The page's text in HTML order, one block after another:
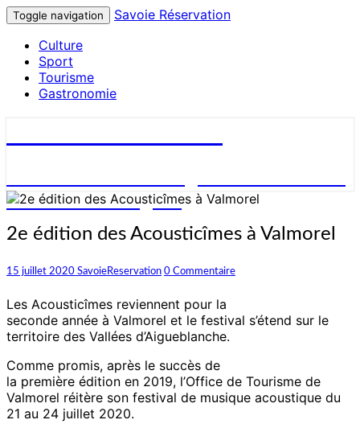
Toggle navigation
Savoie Réservation
Culture
Sport
Tourisme
Gastronomie
et réservez en ligne !
2e
des
Acousticîmes
Valmorel
2e édition des Acousticîmes à Valmorel
15 juillet 2020 SavoieReservation Commentaires
0 Commentaire
Les Acousticîmes reviennent pour la
seconde année à Valmorel et le festival s’étend sur le
territoire des Vallées d’Aigueblanche.
Comme promis, après le succès de
la première édition en 2019, l’Office de Tourisme de
Valmorel réitère son festival de musique acoustique du
21 au 24 juillet 2020.